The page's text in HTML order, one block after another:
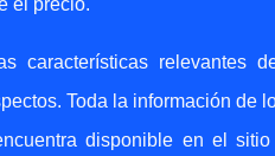
el precio.
características relevantes
Toda la información de
disponible en el